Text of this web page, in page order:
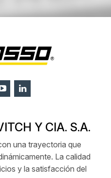
Y CIA. S.A.
una trayectoria que
La calidad
y la satisfacción del